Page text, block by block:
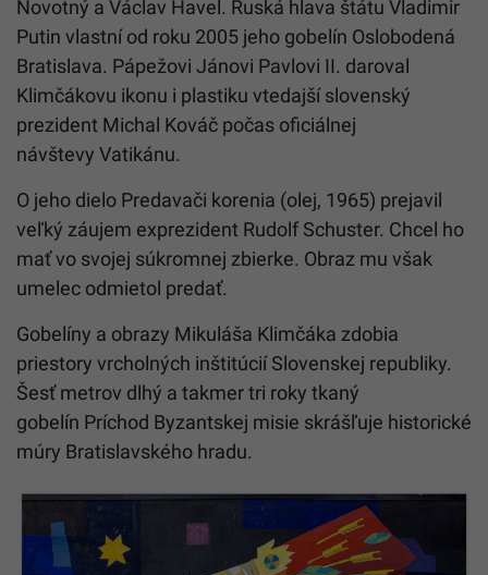
Novotný a Václav Havel. Ruská hlava štátu Vladimir
Putin vlastní od roku 2005 jeho gobelín Oslobodená
Bratislava. Pápežovi Jánovi Pavlovi II. daroval
Klimčákovu ikonu i plastiku vtedajší slovenský
prezident Michal Kováč počas oficiálnej
návštevy Vatikánu.
O jeho dielo Predavači korenia (olej, 1965) prejavil
veľký záujem exprezident Rudolf Schuster. Chcel ho
mať vo svojej súkromnej zbierke. Obraz mu však
umelec odmietol predať.
Gobelíny a obrazy Mikuláša Klimčáka zdobia
priestory vrcholných inštitúcií Slovenskej republiky.
Šesť metrov dlhý a takmer tri roky tkaný
gobelín Príchod Byzantskej misie skrášľuje historické
múry Bratislavského hradu.